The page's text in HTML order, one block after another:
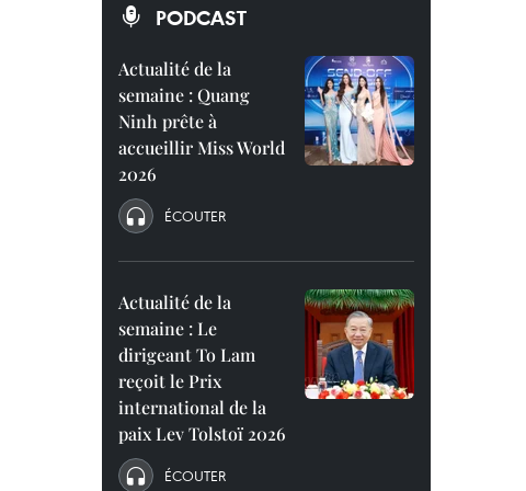
PODCAST
Actualité de la
semaine : Quang
Ninh prête à
accueillir Miss World
2026
ÉCOUTER
Actualité de la
semaine : Le
dirigeant To Lam
reçoit le Prix
international de la
paix Lev Tolstoï 2026
ÉCOUTER